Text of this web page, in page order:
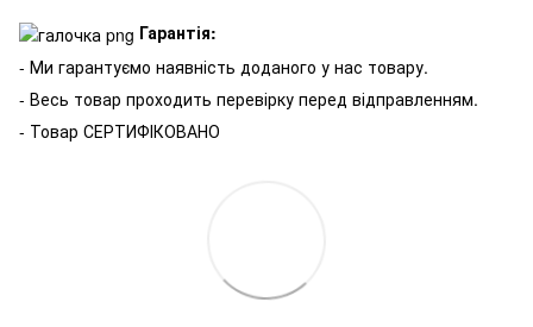
Гарантія:
- Ми гарантуємо наявність доданого у нас товару.
- Весь товар проходить перевірку перед відправленням.
- Товар СЕРТИФІКОВАНО